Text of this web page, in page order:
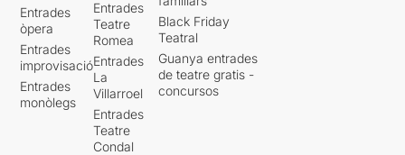
Entrades
òpera
Entrades
improvisació
Entrades
monòlegs
Entrades
Teatre
Romea
Entrades
La
Villarroel
Entrades
Teatre
Condal
Black Friday
Teatral
Guanya entrades
de teatre gratis -
concursos